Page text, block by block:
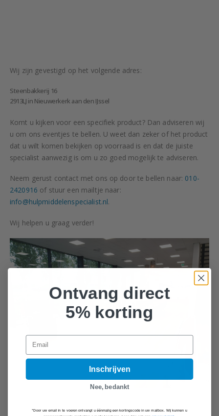
Wij zijn gevestigd op het volgende adres:
Steenbakkerij 16
2913LJ in Nieuwerkerk aan den IJssel
Komt u kijken voor een specifiek product? Dan adviseren wij
u om ons eventjes te bellen. U weet dan zeker of het product
dat u wilt komen bekijken op voorraad is en dat de juiste
specialist aanwezig is om u zo goed mogelijk te adviseren.
Neem gerust contact met ons op door te bellen naar: 010-
2420916 of stuur een mailtje naar:
info@hulpmiddelenspecialist.nl.
Wij helpen u graag verder!
Ontvang direct
5% korting
Email
Inschrijven
Nee, bedankt
*Door uw email in te voeren ontvangt u éénmalig een kortingscode in uw mailbox. Wij kunnen u